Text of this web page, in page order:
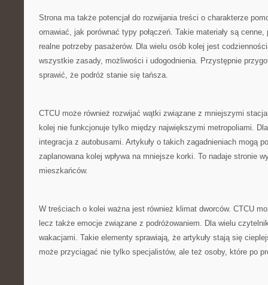
Strona ma także potencjał do rozwijania treści o charakterze
omawiać, jak porównać typy połączeń. Takie materiały są cenne,
realne potrzeby pasażerów. Dla wielu osób kolej jest
wszystkie zasady, możliwości i udogodnienia. Przystępnie
sprawić, że podróż stanie się tańsza.
CTCU może również rozwijać wątki związane z mniejszymi
kolej nie funkcjonuje tylko między największymi metropoliami.
integracja z autobusami. Artykuły o takich zagadnieniach mogą
zaplanowana kolej wpływa na mniejsze korki. To nadaje stronie
mieszkańców.
W treściach o kolei ważna jest również klimat dworców. CTCU
lecz także emocje związane z podróżowaniem. Dla wielu
wakacjami. Takie elementy sprawiają, że artykuły stają się
może przyciągać nie tylko specjalistów, ale też osoby, które po